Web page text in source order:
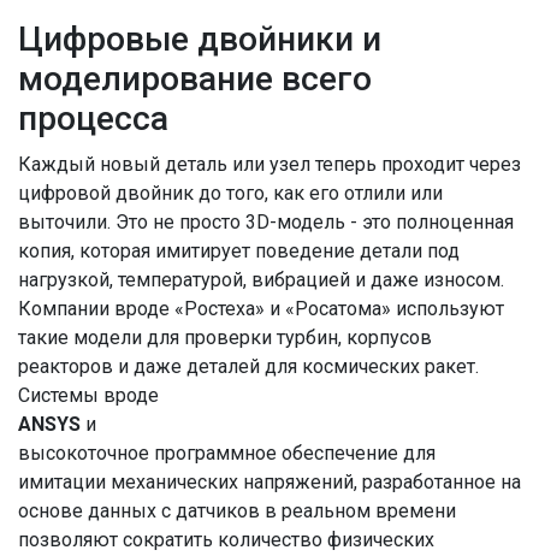
Цифровые двойники и
моделирование всего
процесса
Каждый новый деталь или узел теперь проходит через
цифровой двойник до того, как его отлили или
выточили. Это не просто 3D-модель - это полноценная
копия, которая имитирует поведение детали под
нагрузкой, температурой, вибрацией и даже износом.
Компании вроде «Ростеха» и «Росатома» используют
такие модели для проверки турбин, корпусов
реакторов и даже деталей для космических ракет.
Системы вроде
ANSYS и
высокоточное программное обеспечение для
имитации механических напряжений, разработанное на
основе данных с датчиков в реальном времени
позволяют сократить количество физических